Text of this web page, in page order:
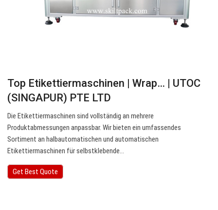
Top Etikettiermaschinen | Wrap… | UTOC
(SINGAPUR) PTE LTD
Die Etikettiermaschinen sind vollständig an mehrere
Produktabmessungen anpassbar. Wir bieten ein umfassendes
Sortiment an halbautomatischen und automatischen
Etikettiermaschinen für selbstklebende…
Get Best Quote